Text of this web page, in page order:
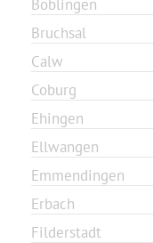
Böblingen
Bruchsal
Calw
Coburg
Ehingen
Ellwangen
Emmendingen
Erbach
Filderstadt